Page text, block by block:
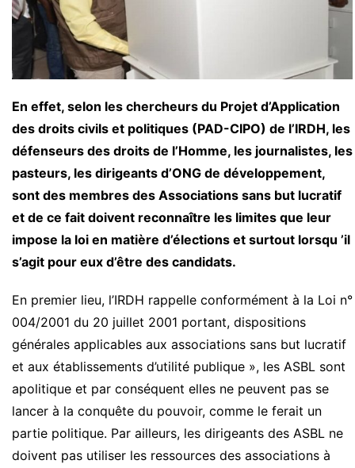
En effet, selon les chercheurs du Projet d’Application
des droits civils et politiques (PAD-CIPO) de l’IRDH, les
défenseurs des droits de l’Homme, les journalistes, les
pasteurs, les dirigeants d’ONG de développement,
sont des membres des Associations sans but lucratif
et de ce fait doivent reconnaître les limites que leur
impose la loi en matière d’élections et surtout lorsqu ’il
s’agit pour eux d’être des candidats.
En premier lieu, l’IRDH rappelle conformément à la Loi n°
004/2001 du 20 juillet 2001 portant, dispositions
générales applicables aux associations sans but lucratif
et aux établissements d’utilité publique », les ASBL sont
apolitique et par conséquent elles ne peuvent pas se
lancer à la conquête du pouvoir, comme le ferait un
partie politique. Par ailleurs, les dirigeants des ASBL ne
doivent pas utiliser les ressources des associations à